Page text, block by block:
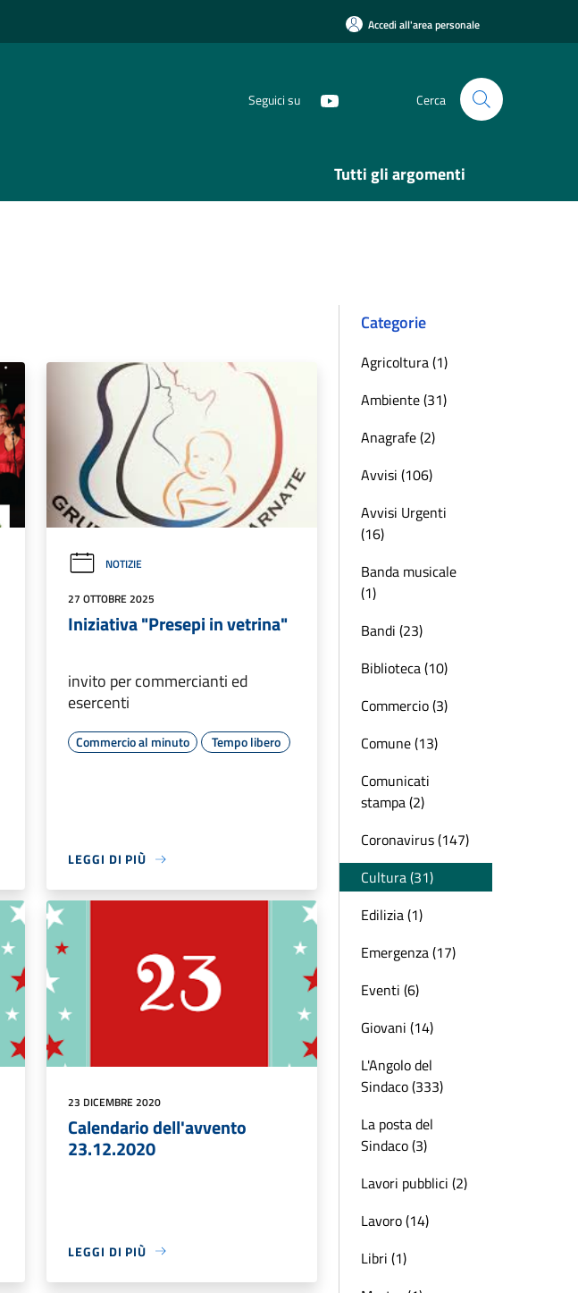
Accedi all'area personale
Seguici su Cerca
Tutti gli argomenti
NOTIZIE
27 OTTOBRE 2025
Iniziativa "Presepi in vetrina"
invito per commercianti ed
esercenti
Commercio al minuto Tempo libero
LEGGI DI PIÙ
23 DICEMBRE 2020
Calendario dell'avvento
23.12.2020
LEGGI DI PIÙ
Categorie
Agricoltura (1)
Ambiente (31)
Anagrafe (2)
Avvisi (106)
Avvisi Urgenti
(16)
Banda musicale
(1)
Bandi (23)
Biblioteca (10)
Commercio (3)
Comune (13)
Comunicati
stampa (2)
Coronavirus (147)
Cultura (31)
Edilizia (1)
Emergenza (17)
Eventi (6)
Giovani (14)
L'Angolo del
Sindaco (333)
La posta del
Sindaco (3)
Lavori pubblici (2)
Lavoro (14)
Libri (1)